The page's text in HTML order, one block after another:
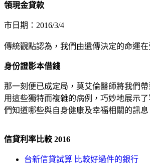
領現金貸款
市日期：2016/3/4
傳統觀點認為，我們由遺傳決定的命運
身份證影本借錢
那一刻便已成定局，莫艾倫醫師將我們
用這些獨特而複雜的病例，巧妙地展示
們知道哪些與自身健康及幸福相關的訊息
信貸利率比較 2016
台新信貸試算 比較好過件的銀行